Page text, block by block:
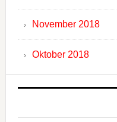
November 2018
Oktober 2018